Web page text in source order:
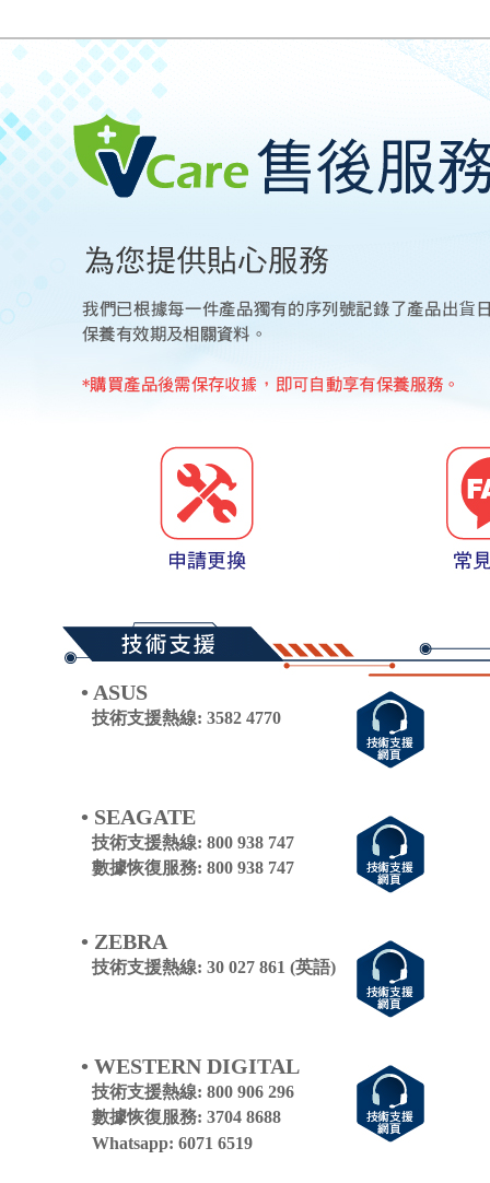
• ASUS
技術支援熱線: 3582 4770
• SEAGATE
技術支援熱線: 800 938 747
數據恢復服務: 800 938 747
• ZEBRA
技術支援熱線: 30 027 861 (英語)
• WESTERN DIGITAL
技術支援熱線: 800 906 296
數據恢復服務: 3704 8688
Whatsapp: 6071 6519